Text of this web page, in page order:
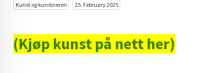
KJØP KUNST TIL SALGS
FARGERIK KUNST
Kunst og kunstneren 25. February 2025
(Kjøp kunst på nett her)